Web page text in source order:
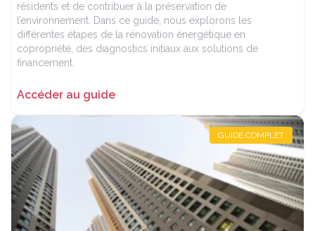
résidents et de contribuer à la préservation de
l’environnement. Dans ce guide, nous explorons les
différentes étapes de la rénovation énergétique en
copropriété, des diagnostics initiaux aux solutions de
financement.
Accéder au guide
GUIDE COMPLET